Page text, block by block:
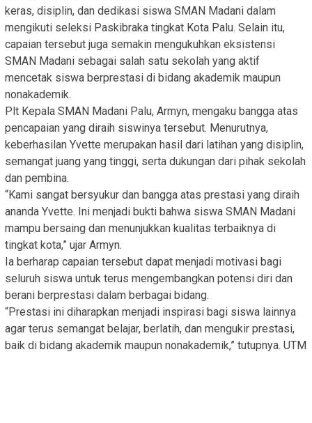
keras, disiplin, dan dedikasi siswa SMAN Madani dalam
mengikuti seleksi Paskibraka tingkat Kota Palu. Selain itu,
capaian tersebut juga semakin mengukuhkan eksistensi
SMAN Madani sebagai salah satu sekolah yang aktif
mencetak siswa berprestasi di bidang akademik maupun
nonakademik.
Plt Kepala SMAN Madani Palu, Armyn, mengaku bangga atas
pencapaian yang diraih siswinya tersebut. Menurutnya,
keberhasilan Yvette merupakan hasil dari latihan yang disiplin,
semangat juang yang tinggi, serta dukungan dari pihak sekolah
dan pembina.
“Kami sangat bersyukur dan bangga atas prestasi yang diraih
ananda Yvette. Ini menjadi bukti bahwa siswa SMAN Madani
mampu bersaing dan menunjukkan kualitas terbaiknya di
tingkat kota,” ujar Armyn.
Ia berharap capaian tersebut dapat menjadi motivasi bagi
seluruh siswa untuk terus mengembangkan potensi diri dan
berani berprestasi dalam berbagai bidang.
“Prestasi ini diharapkan menjadi inspirasi bagi siswa lainnya
agar terus semangat belajar, berlatih, dan mengukir prestasi,
baik di bidang akademik maupun nonakademik,” tutupnya. UTM